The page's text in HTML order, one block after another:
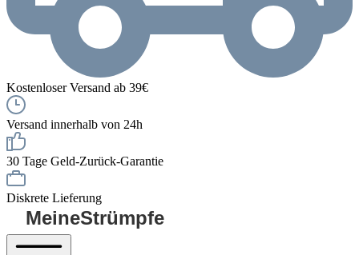
Kostenloser Versand ab 39€
Versand innerhalb von 24h
30 Tage Geld-Zurück-Garantie
Diskrete Lieferung
MeineStrümpfe